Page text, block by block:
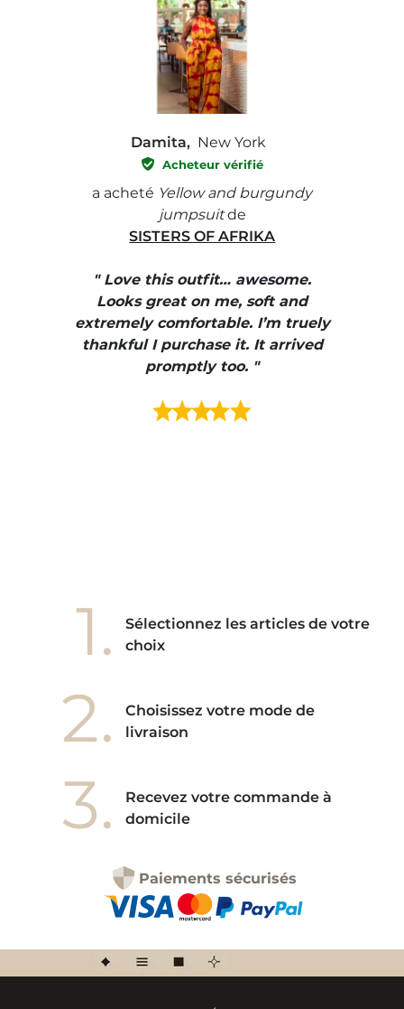
Damita, New York
Acheteur vérifié
a acheté Yellow and burgundy
jumpsuitde
SISTERS OF AFRIKA
" Love this outfit… awesome.
Looks great on me, soft and
extremely comfortable. I’m truely
thankful I purchase it. It arrived
promptly too. "
1.
Sélectionnez les articles de votre
choix
2.
Choisissez votre mode de
livraison
3.
Recevez votre commande à
domicile
Paiements sécurisés